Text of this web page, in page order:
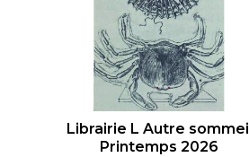
Librairie L Autre sommeil
Printemps 2026